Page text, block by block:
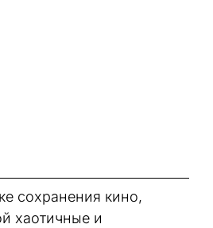
сохранения кино,
хаотичные и